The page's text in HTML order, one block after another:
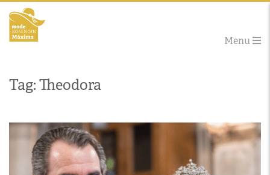
Menu
Tag: Theodora